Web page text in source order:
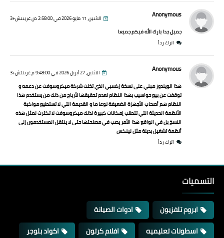
Anonymous الاثنين، 11 مايو 2026 في 2:58:00 ص غرينتش+3
جميل جدا بارك الله فيكم جميعا
اترك رداً
Anonymous الاثنين، 27 أبريل 2026 في 9:48:00 م غرينتش+3
هذا الويندوز مبني على نسخة إكسبي الذي تخلت شركة ميكروسوفت عن دعمه و
توقفت عن بيع حواسيب بهذا النظام لعدم تحقيقها لأرباح من ذلك من يستخدم هذا
النظام هم أصحاب الأجهزة الضعيفة نوعا ما و القديمة التي لا تستطيع مواكبة
الأنظمة الحديثة التي تتطلب إمكانات كبيرة لذلك ميكروسوفت لا تكترث لمثل هذه
النسخ بل في الواقع هذا الأمر يصب في مصلحتها حتى لا ينتقل المستخدمون إلى
أنظمة تشغيل بديلة مثل لينكس
اترك رداً
التسميات
ابروم تلفزيون
ادوات الصيانة
اسطونات تعليميه
افلام كرتون
اكواد بلوجر